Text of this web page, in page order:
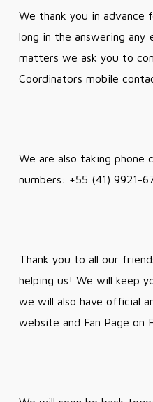
We thank you in advance
long in the answering any
matters we ask you to
Coordinators mobile
We are also taking phone
numbers: +55 (41) 9921-
Thank you to all our
helping us! We will keep
we will also have official
website and Fan Page on